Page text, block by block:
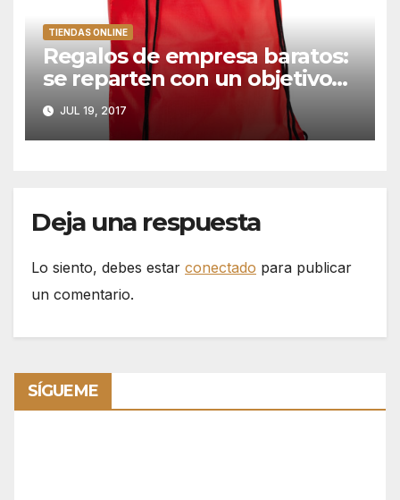
TIENDAS ONLINE
Regalos de empresa baratos:
se reparten con un objetivo
en mente
JUL 19, 2017
Deja una respuesta
Lo siento, debes estar conectado para publicar
un comentario.
SÍGUEME